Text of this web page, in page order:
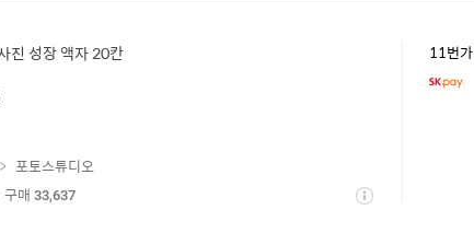
진 성장 액자 20칸 11번가
상
포토스튜디오
구매 33,637